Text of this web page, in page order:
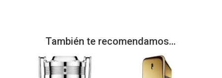
También te recomendamos…